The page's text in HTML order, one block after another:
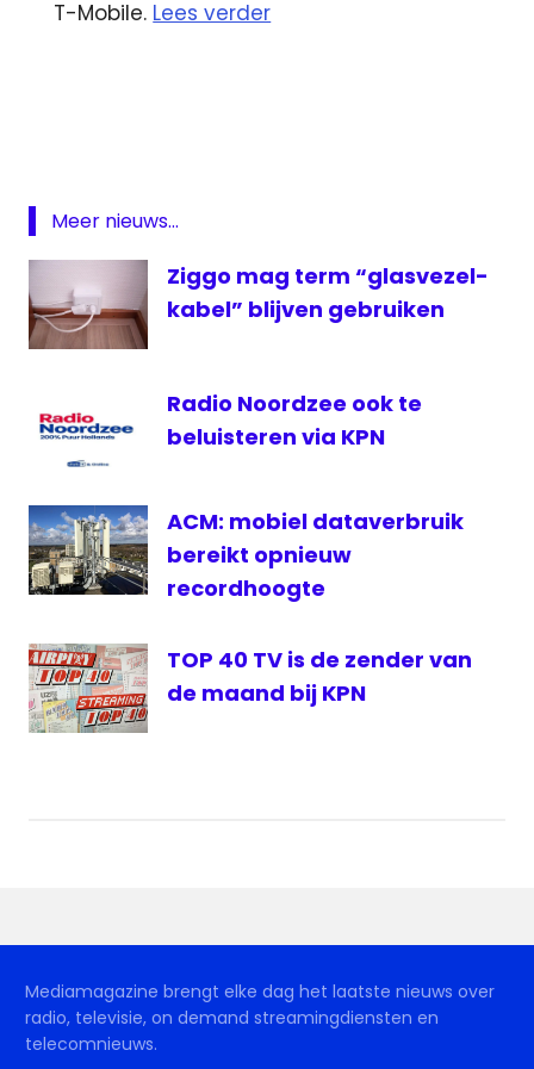
T-Mobile. Lees verder
Netflix
T-
Meer nieuws...
Ziggo mag term “glasvezel-
kabel” blijven gebruiken
Radio Noordzee ook te
beluisteren via KPN
ACM: mobiel dataverbruik
bereikt opnieuw
recordhoogte
TOP 40 TV is de zender van
de maand bij KPN
Mediamagazine brengt elke dag het laatste nieuws over
radio, televisie, on demand streamingdiensten en
telecomnieuws.